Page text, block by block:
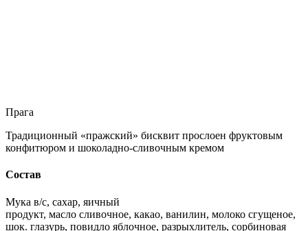
Прага
Традиционный «пражский» бисквит прослоен фруктовым
конфитюром и шоколадно-сливочным кремом
Состав
Мука в/с, сахар, яичный
продукт, масло сливочное, какао, ванилин, молоко сгущеное,
шок. глазурь, повидло яблочное, разрыхлитель, сорбиновая